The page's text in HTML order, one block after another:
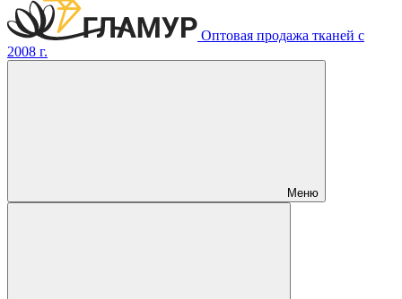
Оптовая продажа тканей с
2008 г.
Меню